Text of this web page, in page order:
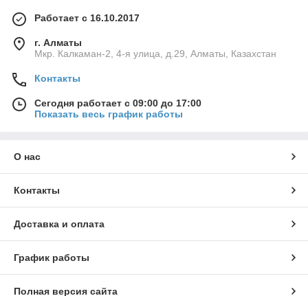
Работает с 16.10.2017
г. Алматы
Мкр. Калкаман-2, 4-я улица, д.29, Алматы, Казахстан
Контакты
Сегодня работает с 09:00 до 17:00
Показать весь график работы
О нас
Контакты
Доставка и оплата
График работы
Полная версия сайта